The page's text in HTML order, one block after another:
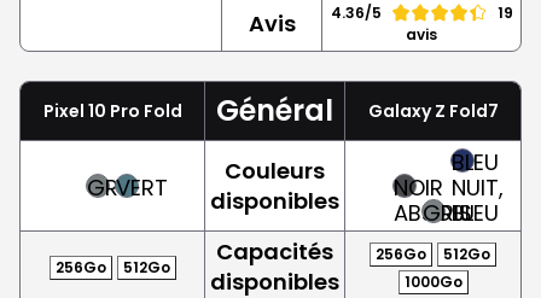
Avis 4.36/5
19
avis
Pixel 10 Pro Fold Général Galaxy Z Fold7
GRISVERT
Couleurs
disponibles
NOIR
ABSOLU
GRIS
BLEU
NUIT,
BLEU
256Go 512Go
Capacités
disponibles
256Go
512Go
1000Go